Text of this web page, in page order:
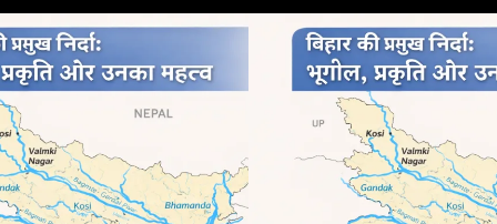
की नदियों का विस्तृत अध्ययन |
of Rivers in Bihar
बिहार की नदियों का
Geography of